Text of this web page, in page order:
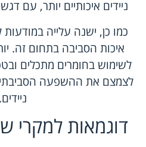
ניידים איכותיים יותר, עם
כמו כן, ישנה עלייה
איכות הסביבה בתחום זה.
לשימוש בחומרים מתכלים
לצמצם את ההשפעה
ניידים.
דוגמאות למקרי